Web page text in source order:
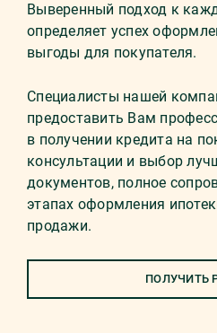
Выверенный подход к
определяет успех
выгоды для покупателя.
Специалисты нашей
предоставить Вам
в получении кредита на
консультации и выбор
документов, полное
этапах оформления
продажи.
ПОЛУЧИТЬ